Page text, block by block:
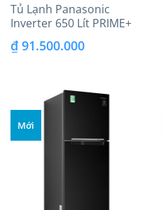
Tủ Lạnh Panasonic
Inverter 650 Lít PRIME+
Edition Multi Door NR-
WY720ZMMV
₫91.500.000
Mới